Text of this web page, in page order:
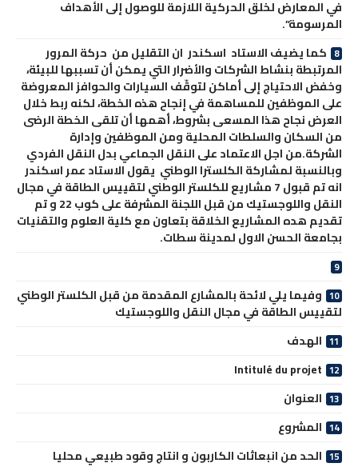
في المعارض لخلق الحركية اللازمة للوصول إلى الأهداف
المرسومة”.
كما يضيف الاستاد اسكندر ان التقليل من حركة المرور
المرتبطة بنشاط الشركات والأضرار التي يمكن أن تسببها للبيئة،
وخفض الاحتياج إلى أماكن لتوقّف السيارات والحوافز المعروضة
على الموظفين للمساهمة في إنجاح هذه الخطة، لكنه ربط خلال
العرض نجاح هذا المسعى بشروط، أهمها أن تلقى الخطة الرضى
من السكان والسلطات المحلية ومن الموظفين وإدارة
الشركة.من اجل الاعتماد على النقل الجماعي بدل النقل الفردي
وبالنسبة لمشاركة الكلسترا الوطني يقول الاستاد عمر اسكندر
انه تم قبول 7 مشاريع للكلستر الوطني لتقييس الطاقة في مجال
النقل واللوجستيك من قبل اللجنة المشرفة على كوب 22 و تم
تقديم هده المشاريع الخلاقة بتعاون مع كلية العلوم والتقنيات
بجامعة الحسن الاول لمدينة سطات.
وفيما يلي لائحة بالمشارع المقدمة من قبل الكلستر الوطني
لتقييس الطاقة في مجال النقل واللوجستيك
الهدف
Intitulé du projet
العنوان
المشروع
الحد من انبعاثات الكاربون و انتاج وقود طبيعي محليا